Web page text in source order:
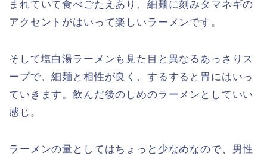
まれていて食べごたえあり、細麺に刻みタマネギの
アクセントがはいって楽しいラーメンです。
そして塩白湯ラーメンも見た目と異なるあっさりス
ープで、細麺と相性が良く、するすると胃にはいっ
ていきます。飲んだ後のしめのラーメンとしていい
感じ。
ラーメンの量としてはちょっと少なめなので、男性